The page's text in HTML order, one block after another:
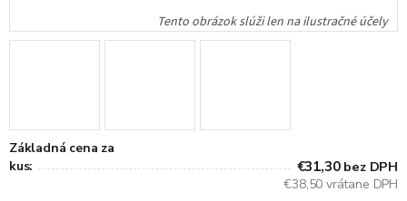
Základná cena za
kus:
€31,30 bez DPH
€38,50 vrátane DPH